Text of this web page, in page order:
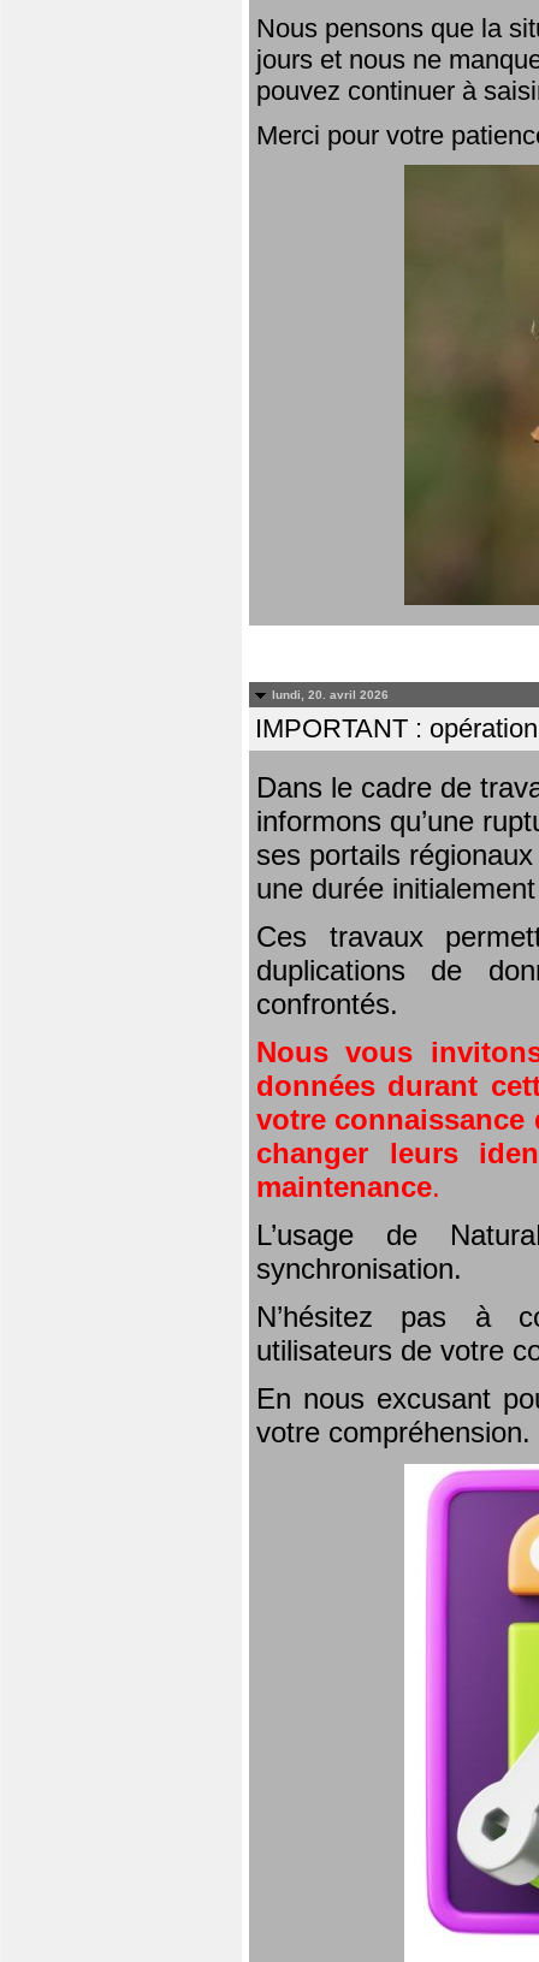
Nous pensons que la
jours et nous ne
pouvez continuer à
Merci pour votre
lundi, 20. avril 2026
IMPORTANT :
Dans le cadre de
informons qu’une
ses portails
une durée
Ces travaux
duplications de
confrontés.
Nous vous
données durant
votre connaissance
changer leurs
maintenance.
L’usage de
synchronisation.
N’hésitez pas à
utilisateurs de votre
En nous excusant
votre compréhension.